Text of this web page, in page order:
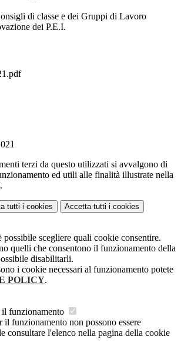
di classe e dei Gruppi di Lavoro
dei P.E.I.
terzi da questo utilizzati si avvalgono di
ed utili alle finalità illustrate nella
.
tutti i cookies Accetta tutti i cookies
possibile scegliere quali cookie consentire.
quelli che consentono il funzionamento della
disabilitarli.
i cookie necessari al funzionamento potete
POLICY.
il funzionamento
il funzionamento non possono essere
consultare l'elenco nella pagina della cookie